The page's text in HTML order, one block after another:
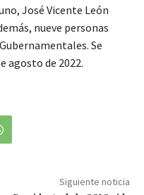
José Vicente León
nueve personas
Se
agosto de 2022.
Siguiente noticia